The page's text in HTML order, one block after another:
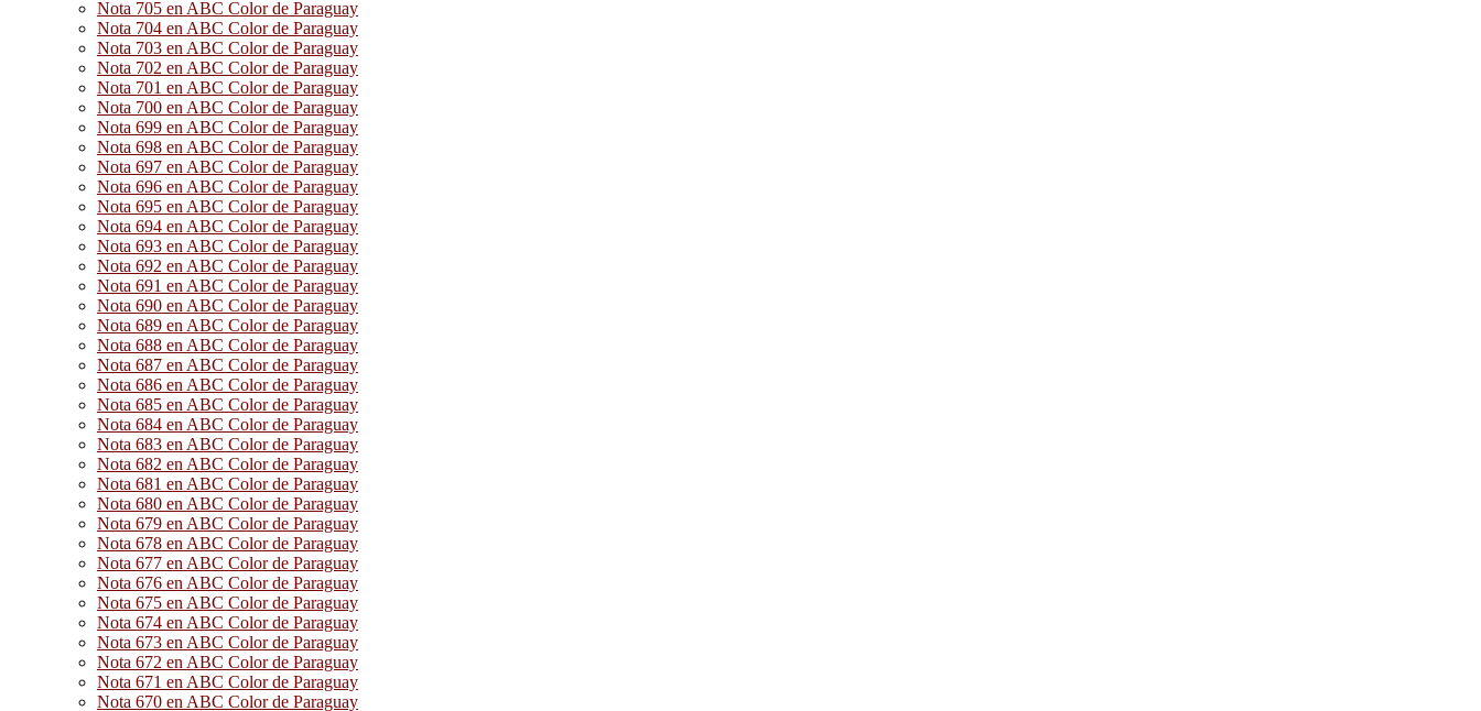
Nota 705 en ABC Color de Paraguay
Nota 704 en ABC Color de Paraguay
Nota 703 en ABC Color de Paraguay
Nota 702 en ABC Color de Paraguay
Nota 701 en ABC Color de Paraguay
Nota 700 en ABC Color de Paraguay
Nota 699 en ABC Color de Paraguay
Nota 698 en ABC Color de Paraguay
Nota 697 en ABC Color de Paraguay
Nota 696 en ABC Color de Paraguay
Nota 695 en ABC Color de Paraguay
Nota 694 en ABC Color de Paraguay
Nota 693 en ABC Color de Paraguay
Nota 692 en ABC Color de Paraguay
Nota 691 en ABC Color de Paraguay
Nota 690 en ABC Color de Paraguay
Nota 689 en ABC Color de Paraguay
Nota 688 en ABC Color de Paraguay
Nota 687 en ABC Color de Paraguay
Nota 686 en ABC Color de Paraguay
Nota 685 en ABC Color de Paraguay
Nota 684 en ABC Color de Paraguay
Nota 683 en ABC Color de Paraguay
Nota 682 en ABC Color de Paraguay
Nota 681 en ABC Color de Paraguay
Nota 680 en ABC Color de Paraguay
Nota 679 en ABC Color de Paraguay
Nota 678 en ABC Color de Paraguay
Nota 677 en ABC Color de Paraguay
Nota 676 en ABC Color de Paraguay
Nota 675 en ABC Color de Paraguay
Nota 674 en ABC Color de Paraguay
Nota 673 en ABC Color de Paraguay
Nota 672 en ABC Color de Paraguay
Nota 671 en ABC Color de Paraguay
Nota 670 en ABC Color de Paraguay